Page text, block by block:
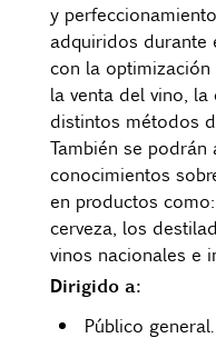
y
adquiridos durante
con la optimización
la venta del vino,
distintos métodos
También se podrán
conocimientos
en productos
cerveza, los
vinos nacionales e
Dirigido a:
Público general.